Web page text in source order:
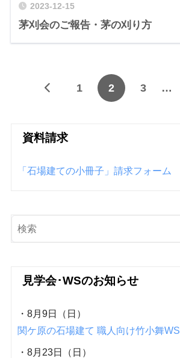
2023-12-15
茅刈会のご報告・茅の刈り方
1 2 3 …
資料請求
「石場建ての小冊子」請求フォーム
見学会･WSのお知らせ
・8月9日（日）
関ケ原の石場建て 職人向け竹小舞WS
・8月23日（日）